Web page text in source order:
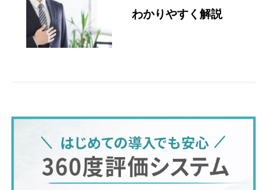
わかりやすく解説